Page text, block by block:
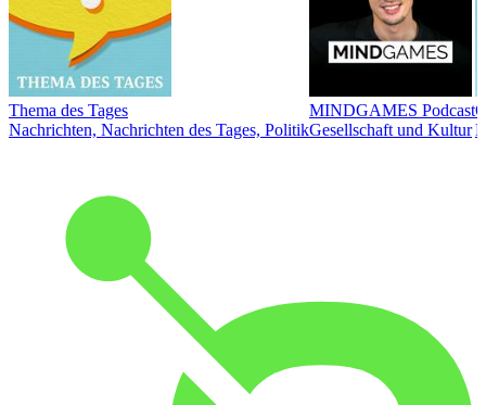
Thema des Tages
Nachrichten, Nachrichten des Tages, Politik
MINDGAMES Podcast
Gesellschaft und Kultur